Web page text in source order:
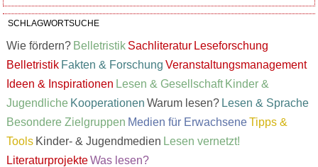
SCHLAGWORTSUCHE
Wie fördern? Belletristik Sachliteratur Leseforschung
Belletristik Fakten & Forschung Veranstaltungsmanagement
Ideen & Inspirationen Lesen & Gesellschaft Kinder &
Jugendliche Kooperationen Warum lesen? Lesen & Sprache
Besondere Zielgruppen Medien für Erwachsene Tipps &
Tools Kinder- & Jugendmedien Lesen vernetzt!
Literaturprojekte Was lesen?